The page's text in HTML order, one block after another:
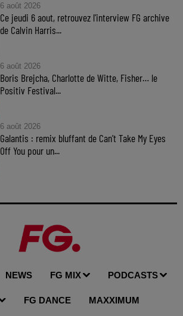
6 août 2026
Ce jeudi 6 aout, retrouvez l'interview FG archive
de Calvin Harris...
6 août 2026
Boris Brejcha, Charlotte de Witte, Fisher… le
Positiv Festival...
6 août 2026
Galantis : remix bluffant de Can’t Take My Eyes
Off You pour un...
NEWS FG MIX PODCASTS
FG DANCE MAXXIMUM